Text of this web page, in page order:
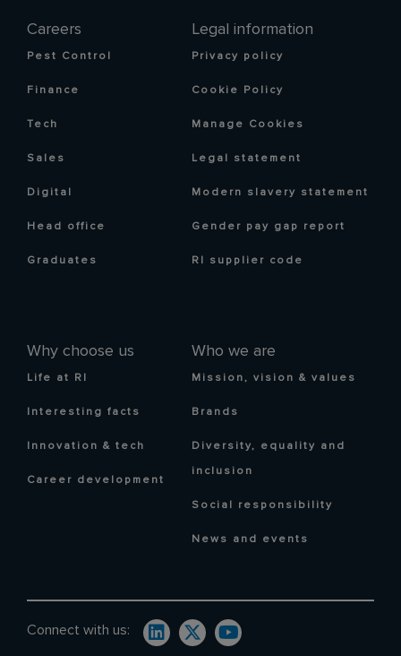
Careers
Pest Control
Finance
Tech
Sales
Digital
Head office
Graduates
Why choose us
Life at RI
Interesting facts
Innovation & tech
Career development
Who we are
Mission, vision & values
Brands
Diversity, equality and
inclusion
Social responsibility
News and events
Legal information
Privacy policy
Cookie Policy
Manage Cookies
Legal statement
Modern slavery statement
Gender pay gap report
RI supplier code
Connect with us: